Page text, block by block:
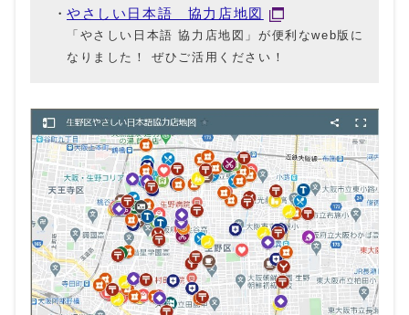
やさしい日本語 協力店地図
「やさしい日本語 協力店地図」が便利なweb版に
なりました！ ぜひご活用ください！